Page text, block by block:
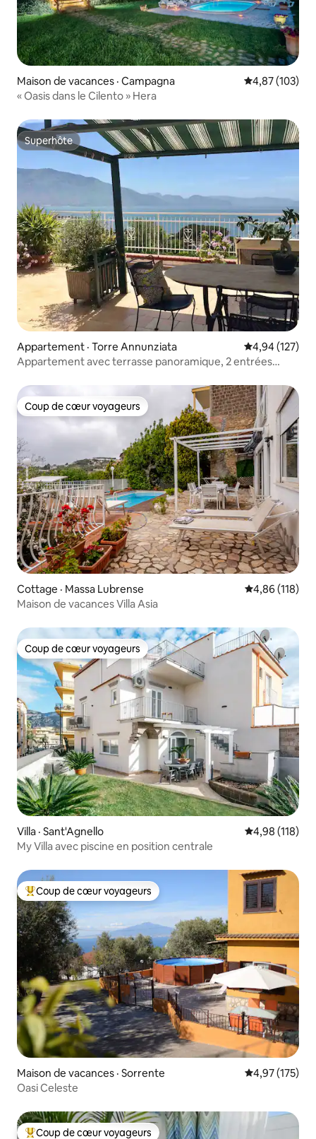
Maison de vacances · Campagna Note
4,87 (103)
« Oasis dans le Cilento » Hera
Superhôte
Superhôte
Appartement · Torre Annunziata Note
4,94 (127)
Appartement avec terrasse panoramique, 2 entrées
Coup de cœur voyageurs
Coup de cœur voyageurs
Cottage · Massa Lubrense Note
4,86 (118)
Maison de vacances Villa Asia
Coup de cœur voyageurs
Coup de cœur voyageurs
Villa · Sant'Agnello Note
4,98 (118)
My Villa avec piscine en position centrale
Coup de cœur voyageurs parmi les plus aimés
Coup de cœur voyageurs
Maison de vacances · Sorrente Note
4,97 (175)
Oasi Celeste
Coup de cœur voyageurs